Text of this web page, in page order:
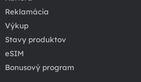
Reklamácia
Výkup
Stavy produktov
eSIM
Bonusový program